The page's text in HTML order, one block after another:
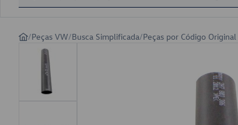
/Peças VW/Busca Simplificada/Peças por Código Original